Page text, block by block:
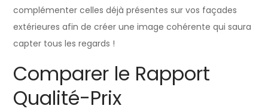
complémenter celles déjà présentes sur vos façades
extérieures afin de créer une image cohérente qui saura
capter tous les regards !
Comparer le Rapport
Qualité-Prix